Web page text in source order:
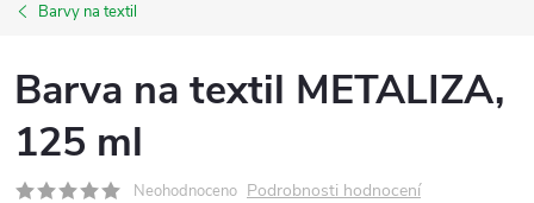
Barvy na textil
Barva na textil METALIZA,
125 ml
Neohodnoceno Podrobnosti hodnocení